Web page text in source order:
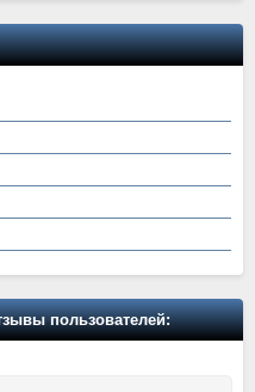
пользователей: